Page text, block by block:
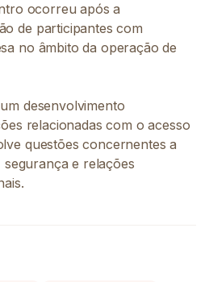
ocorreu após a
de participantes com
no âmbito da operação de
desenvolvimento
relacionadas com o acesso
questões concernentes a
segurança e relações